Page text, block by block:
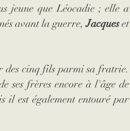
jeune que Léocadie ; elle a
avant la guerre, Jacques
et
des cinq fils parmi sa fratrie.
ses frères encore à l'âge de
il est également entouré par